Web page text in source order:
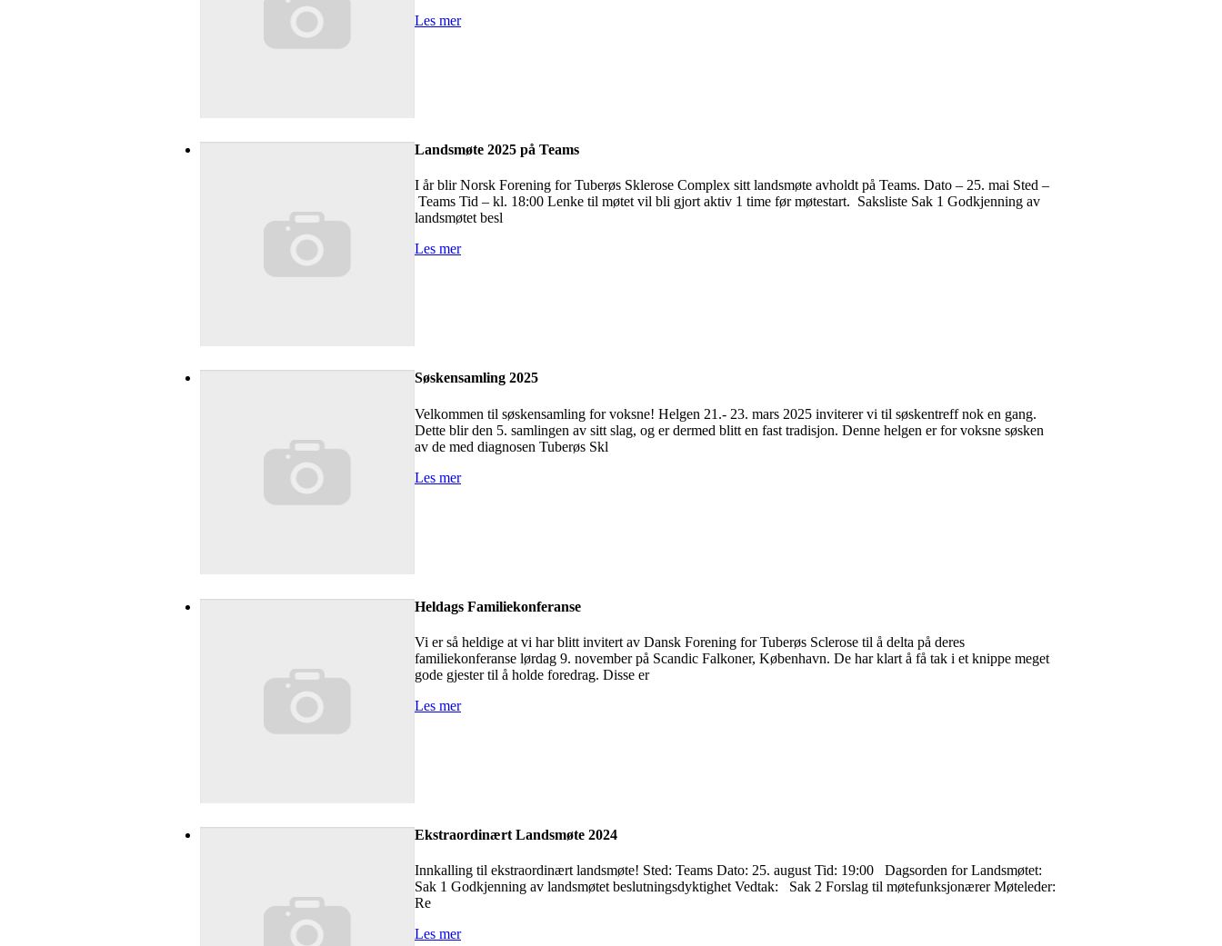
Les mer
Landsmøte 2025 på Teams
I år blir Norsk Forening for Tuberøs Sklerose Complex sitt landsmøte avholdt på Teams. Dato – 25. mai Sted –
Teams Tid – kl. 18:00 Lenke til møtet vil bli gjort aktiv 1 time før møtestart. Saksliste Sak 1 Godkjenning av
landsmøtet besl
Les mer
Søskensamling 2025
Velkommen til søskensamling for voksne! Helgen 21.- 23. mars 2025 inviterer vi til søskentreff nok en gang.
Dette blir den 5. samlingen av sitt slag, og er dermed blitt en fast tradisjon. Denne helgen er for voksne søsken
av de med diagnosen Tuberøs Skl
Les mer
Heldags Familiekonferanse
Vi er så heldige at vi har blitt invitert av Dansk Forening for Tuberøs Sclerose til å delta på deres
familiekonferanse lørdag 9. november på Scandic Falkoner, København. De har klart å få tak i et knippe meget
gode gjester til å holde foredrag. Disse er
Les mer
Ekstraordinært Landsmøte 2024
Innkalling til ekstraordinært landsmøte! Sted: Teams Dato: 25. august Tid: 19:00 Dagsorden for Landsmøtet:
Sak 1 Godkjenning av landsmøtet beslutningsdyktighet Vedtak: Sak 2 Forslag til møtefunksjonærer Møteleder:
Re
Les mer